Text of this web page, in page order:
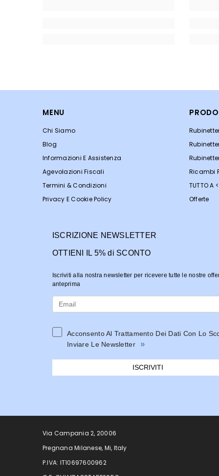
MENU
Chi Siamo
Blog
Informazioni E Assistenza
Agevolazioni Fiscali
Termini & Condizioni
Privacy E Cookie Policy
Ricambi
TUTTO A
Offerte
ISCRIZIONE NEWSLETTER
OTTIENI IL 5% di SCONTO
Iscriviti alla nostra newsletter per ricevere tutte le nostre
anteprima
Acconsento Al Trattamento Dei Dati Con Lo
Inviare Le Newsletter
»
ISCRIVITI
Via Campania 2, 20006
Pregnana Milanese, Mi, Italy
P.IVA: IT10697600962